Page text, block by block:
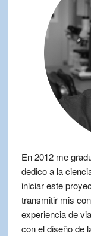
En 2012 me
dedico a la
iniciar este
transmitir mis
experiencia de
con el diseño de